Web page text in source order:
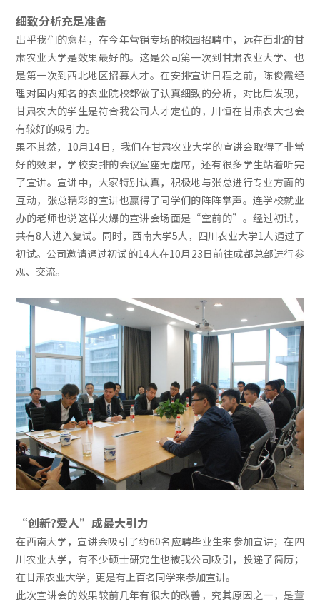
细致分析充足准备
出乎我们的意料，在今年营销专场的校园招聘中，远在西北的甘
肃农业大学是效果最好的。这是公司第一次到甘肃农业大学、也
是第一次到西北地区招募人才。在安排宣讲日程之前，陈俊霞经
理对国内知名的农业院校都做了认真细致的分析，对比后发现，
甘肃农大的学生是符合我公司人才定位的，川恒在甘肃农大也会
有较好的吸引力。
果不其然，10月14日，我们在甘肃农业大学的宣讲会取得了非常
好的效果，学校安排的会议室座无虚席，还有很多学生站着听完
了宣讲。宣讲中，大家特别认真，积极地与张总进行专业方面的
互动，张总精彩的宣讲也赢得了同学们的阵阵掌声。连学校就业
办的老师也说这样火爆的宣讲会场面是“空前的”。经过初试，
共有8人进入复试。同时，西南大学5人，四川农业大学1人通过了
初试。公司邀请通过初试的14人在10月23日前往成都总部进行参
观、交流。
“创新?爱人”成最大引力
在西南大学，宣讲会吸引了约60名应聘毕业生来参加宣讲；在四
川农业大学，有不少硕士研究生也被我公司吸引，投递了简历；
在甘肃农业大学，更是有上百名同学来参加宣讲。
此次宣讲会的效果较前几年有很大的改善，究其原因之一，是董